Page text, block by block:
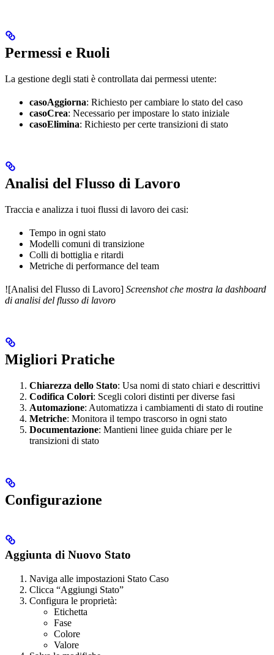
Permessi e Ruoli
La gestione degli stati è controllata dai permessi utente:
casoAggiorna: Richiesto per cambiare lo stato del caso
casoCrea: Necessario per impostare lo stato iniziale
casoElimina: Richiesto per certe transizioni di stato
Analisi del Flusso di Lavoro
Traccia e analizza i tuoi flussi di lavoro dei casi:
Tempo in ogni stato
Modelli comuni di transizione
Colli di bottiglia e ritardi
Metriche di performance del team
![Analisi del Flusso di Lavoro] Screenshot che mostra la dashboard
di analisi del flusso di lavoro
Migliori Pratiche
Chiarezza dello Stato: Usa nomi di stato chiari e descrittivi
Codifica Colori: Scegli colori distinti per diverse fasi
Automazione: Automatizza i cambiamenti di stato di routine
Metriche: Monitora il tempo trascorso in ogni stato
Documentazione: Mantieni linee guida chiare per le
transizioni di stato
Configurazione
Aggiunta di Nuovo Stato
Naviga alle impostazioni Stato Caso
Clicca “Aggiungi Stato”
Configura le proprietà:
Etichetta
Fase
Colore
Valore